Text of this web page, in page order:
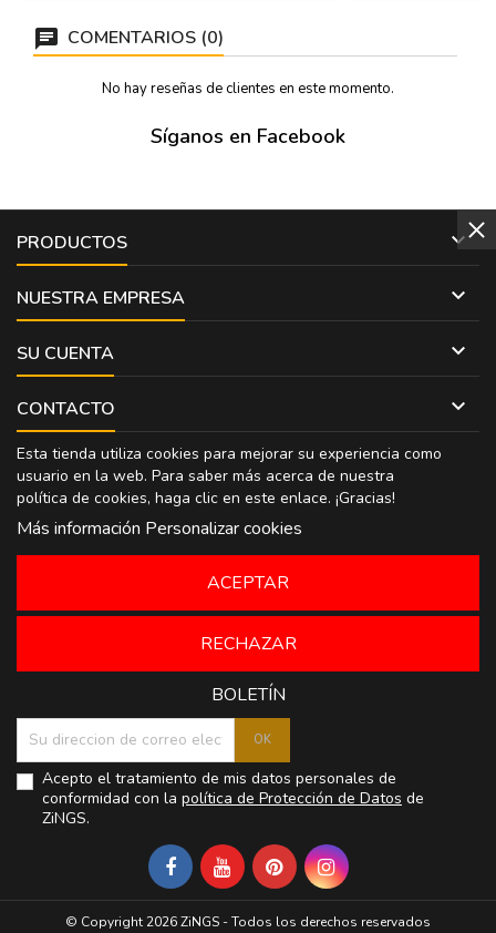
COMENTARIOS (0)
No hay reseñas de clientes en este momento.
Síganos en Facebook
PRODUCTOS 
NUESTRA EMPRESA 
SU CUENTA 
CONTACTO 
Esta tienda utiliza cookies para mejorar su experiencia como
usuario en la web. Para saber más acerca de nuestra
política de cookies, haga clic en este enlace. ¡Gracias!
Más información Personalizar cookies
RECHAZAR
ACEPTAR
BOLETÍN
Acepto el tratamiento de mis datos personales de
conformidad con la política de Protección de Datos de
ZiNGS.
© Copyright 2026 ZiNGS - Todos los derechos reservados